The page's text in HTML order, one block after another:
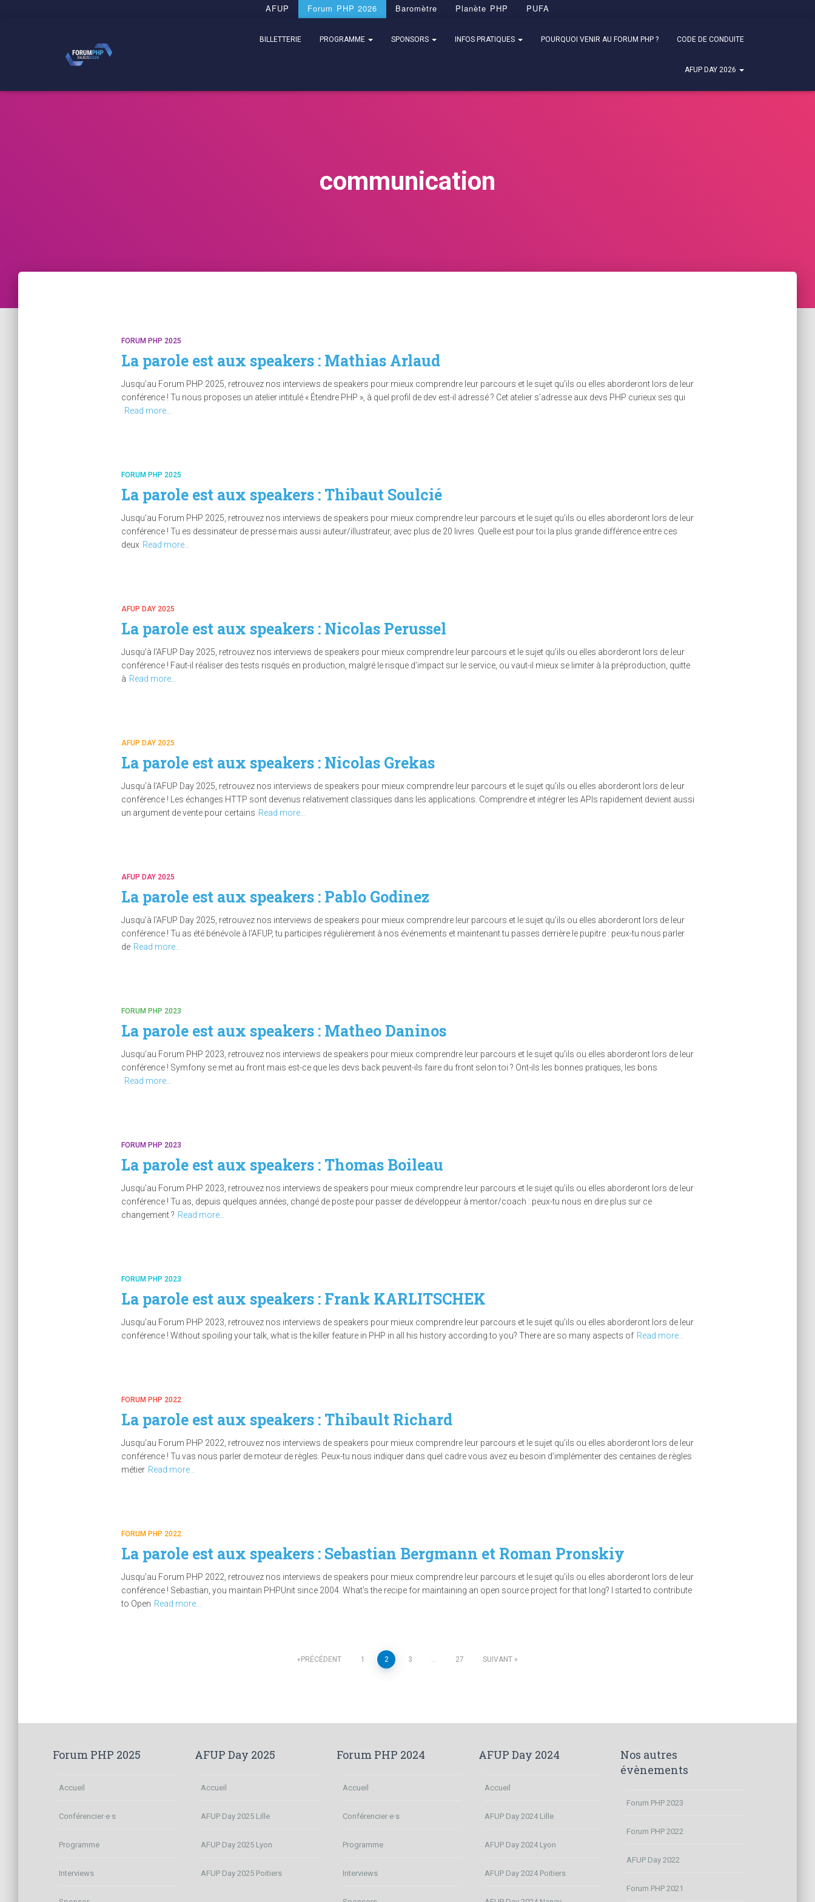
AFUP Forum PHP 2026 Baromètre Planète PHP PUFA
BILLETTERIE PROGRAMME SPONSORS INFOS PRATIQUES POURQUOI VENIR AU FORUM PHP ? CODE DE CONDUITE
AFUP DAY 2026
communication
FORUM PHP 2025
La parole est aux speakers : Mathias Arlaud
Jusqu’au Forum PHP 2025, retrouvez nos interviews de speakers pour mieux comprendre leur parcours et le sujet qu’ils ou elles aborderont lors de leur
conférence ! Tu nous proposes un atelier intitulé « Étendre PHP », à quel profil de dev est-il adressé ? Cet atelier s’adresse aux devs PHP curieux·ses qui
Read more…
FORUM PHP 2025
La parole est aux speakers : Thibaut Soulcié
Jusqu’au Forum PHP 2025, retrouvez nos interviews de speakers pour mieux comprendre leur parcours et le sujet qu’ils ou elles aborderont lors de leur
conférence ! Tu es dessinateur de presse mais aussi auteur/illustrateur, avec plus de 20 livres. Quelle est pour toi la plus grande différence entre ces
deux Read more…
AFUP DAY 2025
La parole est aux speakers : Nicolas Perussel
Jusqu’à l’AFUP Day 2025, retrouvez nos interviews de speakers pour mieux comprendre leur parcours et le sujet qu’ils ou elles aborderont lors de leur
conférence ! Faut-il réaliser des tests risqués en production, malgré le risque d’impact sur le service, ou vaut-il mieux se limiter à la préproduction, quitte
à Read more…
AFUP DAY 2025
La parole est aux speakers : Nicolas Grekas
Jusqu’à l’AFUP Day 2025, retrouvez nos interviews de speakers pour mieux comprendre leur parcours et le sujet qu’ils ou elles aborderont lors de leur
conférence ! Les échanges HTTP sont devenus relativement classiques dans les applications. Comprendre et intégrer les APIs rapidement devient aussi
un argument de vente pour certains Read more…
AFUP DAY 2025
La parole est aux speakers : Pablo Godinez
Jusqu’à l’AFUP Day 2025, retrouvez nos interviews de speakers pour mieux comprendre leur parcours et le sujet qu’ils ou elles aborderont lors de leur
conférence ! Tu as été bénévole à l’AFUP, tu participes régulièrement à nos événements et maintenant tu passes derrière le pupitre : peux-tu nous parler
de Read more…
FORUM PHP 2023
La parole est aux speakers : Matheo Daninos
Jusqu’au Forum PHP 2023, retrouvez nos interviews de speakers pour mieux comprendre leur parcours et le sujet qu’ils ou elles aborderont lors de leur
conférence ! Symfony se met au front mais est-ce que les devs back peuvent-ils faire du front selon toi ? Ont-ils les bonnes pratiques, les bons
Read more…
FORUM PHP 2023
La parole est aux speakers : Thomas Boileau
Jusqu’au Forum PHP 2023, retrouvez nos interviews de speakers pour mieux comprendre leur parcours et le sujet qu’ils ou elles aborderont lors de leur
conférence ! Tu as, depuis quelques années, changé de poste pour passer de développeur à mentor/coach : peux-tu nous en dire plus sur ce
changement ? Read more…
FORUM PHP 2023
La parole est aux speakers : Frank KARLITSCHEK
Jusqu’au Forum PHP 2023, retrouvez nos interviews de speakers pour mieux comprendre leur parcours et le sujet qu’ils ou elles aborderont lors de leur
conférence ! Without spoiling your talk, what is the killer feature in PHP in all his history according to you? There are so many aspects of Read more…
FORUM PHP 2022
La parole est aux speakers : Thibault Richard
Jusqu’au Forum PHP 2022, retrouvez nos interviews de speakers pour mieux comprendre leur parcours et le sujet qu’ils ou elles aborderont lors de leur
conférence ! Tu vas nous parler de moteur de règles. Peux-tu nous indiquer dans quel cadre vous avez eu besoin d’implémenter des centaines de règles
métier Read more…
FORUM PHP 2022
La parole est aux speakers : Sebastian Bergmann et Roman Pronskiy
Jusqu’au Forum PHP 2022, retrouvez nos interviews de speakers pour mieux comprendre leur parcours et le sujet qu’ils ou elles aborderont lors de leur
conférence ! Sebastian, you maintain PHPUnit since 2004. What’s the recipe for maintaining an open source project for that long? I started to contribute
to Open Read more…
PRÉCÉDENT 1 2 3 … 27 SUIVANT
Forum PHP 2025
Accueil
Conférencier·e·s
Programme
Interviews
AFUP Day 2025
Accueil
AFUP Day 2025 Lille
AFUP Day 2025 Lyon
AFUP Day 2025 Poitiers
Forum PHP 2024
Accueil
Conférencier·e·s
Programme
Interviews
AFUP Day 2024
Accueil
AFUP Day 2024 Lille
AFUP Day 2024 Lyon
AFUP Day 2024 Poitiers
Nos autres
évènements
Forum PHP 2023
Forum PHP 2022
AFUP Day 2022
Forum PHP 2021